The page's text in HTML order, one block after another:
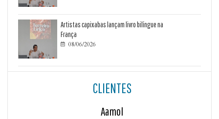
Artistas capixabas lançam livro bilíngue na
França
 08/06/2026
CLIENTES
Aamol